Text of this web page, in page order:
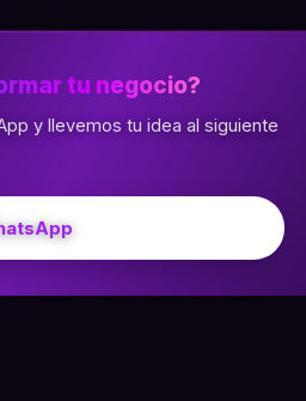
tu negocio?
y llevemos tu idea al siguiente